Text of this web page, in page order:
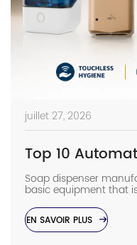
juillet 27, 2026
Soap dispenser
basic equipment that
bathrooms where
places such as
causes the soap to
slippery right away.
EN SAVOIR PLUS